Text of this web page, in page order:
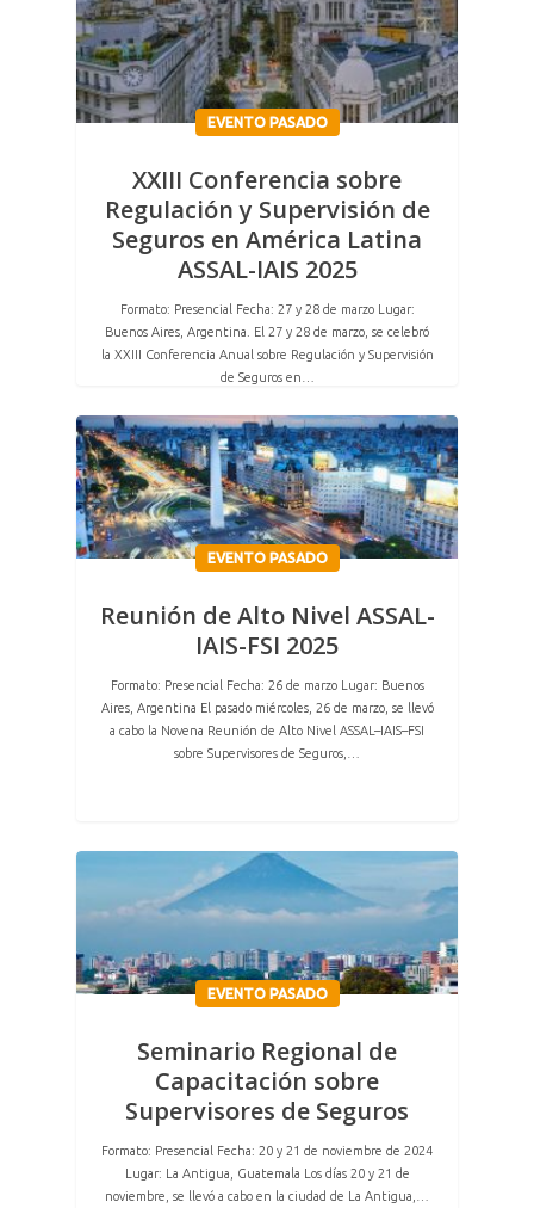
EVENTO PASADO
XXIII Conferencia sobre
Regulación y Supervisión de
Seguros en América Latina
ASSAL-IAIS 2025
Formato: Presencial Fecha: 27 y 28 de marzo Lugar:
Buenos Aires, Argentina. El 27 y 28 de marzo, se celebró
la XXIII Conferencia Anual sobre Regulación y Supervisión
de Seguros en…
EVENTO PASADO
Reunión de Alto Nivel ASSAL-
IAIS-FSI 2025
Formato: Presencial Fecha: 26 de marzo Lugar: Buenos
Aires, Argentina El pasado miércoles, 26 de marzo, se llevó
a cabo la Novena Reunión de Alto Nivel ASSAL–IAIS–FSI
sobre Supervisores de Seguros,…
EVENTO PASADO
Seminario Regional de
Capacitación sobre
Supervisores de Seguros
Formato: Presencial Fecha: 20 y 21 de noviembre de 2024
Lugar: La Antigua, Guatemala Los días 20 y 21 de
noviembre, se llevó a cabo en la ciudad de La Antigua,…